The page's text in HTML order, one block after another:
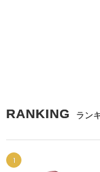
RANKING ラン
1